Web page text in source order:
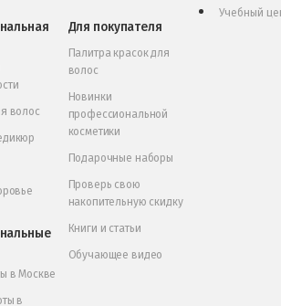
волос
в Москве
в
Для покупателя
Палитра красок для
волос
Новинки
профессиональной
косметики
Подарочные наборы
Проверь свою
накопительную скидку
Книги и статьи
Обучающее видео
Учебный